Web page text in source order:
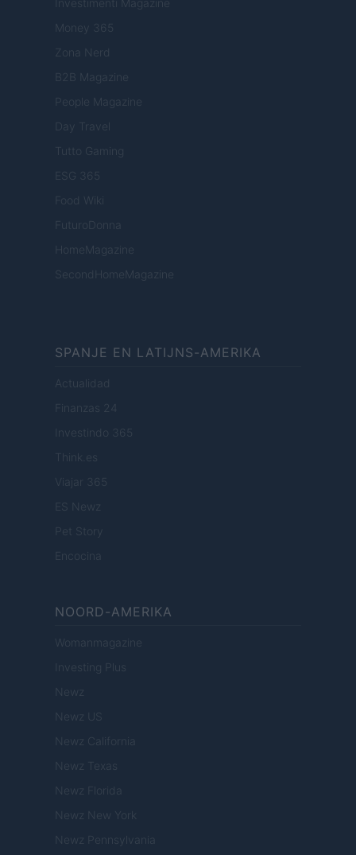
Investimenti Magazine
Money 365
Zona Nerd
B2B Magazine
People Magazine
Day Travel
Tutto Gaming
ESG 365
Food Wiki
FuturoDonna
HomeMagazine
SecondHomeMagazine
SPANJE EN LATIJNS-AMERIKA
Actualidad
Finanzas 24
Investindo 365
Think.es
Viajar 365
ES Newz
Pet Story
Encocina
NOORD-AMERIKA
Womanmagazine
Investing Plus
Newz
Newz US
Newz California
Newz Texas
Newz Florida
Newz New York
Newz Pennsylvania